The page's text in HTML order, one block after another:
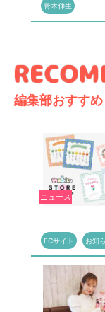
青木伸生
編集部おすすめ
ニュース
ECサイト お知